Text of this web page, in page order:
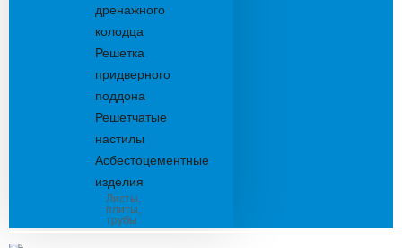
дренажного
колодца
Решетка
придверного
поддона
Решетчатые
настилы
Асбестоцементные
изделия
Листы,
плиты,
трубы